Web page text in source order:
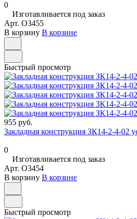
0
Изготавливается под заказ
Арт. O3455
В корзину В корзине
Быстрый просмотр
955 руб.
Закладная конструкция ЗК14-2-4-02
0
Изготавливается под заказ
Арт. O3454
В корзину В корзине
Быстрый просмотр